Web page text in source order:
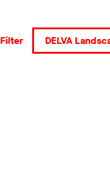
Filter